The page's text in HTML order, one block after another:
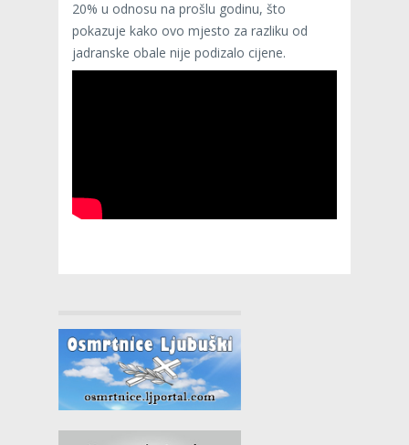
20% u odnosu na prošlu godinu, što
pokazuje kako ovo mjesto za razliku od
jadranske obale nije podizalo cijene.